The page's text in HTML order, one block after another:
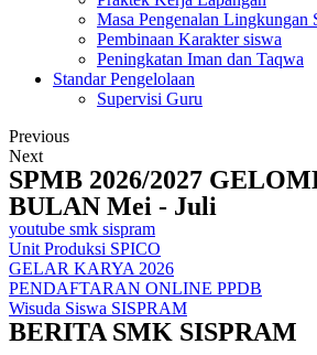
Masa Pengenalan Lingkungan
Pembinaan Karakter siswa
Peningkatan Iman dan Taqwa
Standar Pengelolaan
Supervisi Guru
Previous
Next
SPMB 2026/2027
BULAN Mei - Juli
youtube smk sispram
Unit Produksi SPICO
GELAR KARYA 2026
PENDAFTARAN ONLINE PPDB
Wisuda Siswa SISPRAM
BERITA SMK SISPRAM